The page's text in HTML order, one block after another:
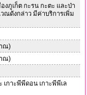
งภูเก็ต กะรน กะตะ และป่า
ณดังกล่าว มีค่าบริการเพิ่ม
ณ)
ณ)
เกาะพีพีดอน เกาะพีพีเล